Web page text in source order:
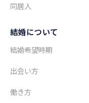
同居人
結婚について
結婚希望時期
出会い方
働き方